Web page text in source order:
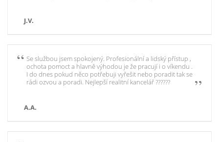
J.V.
Se službou jsem spokojený. Profesionální a lidský přístup ,
ochota pomoct a hlavně výhodou je že pracují i o víkendu .
I do dnes pokud něco potřebuji vyřešit nebo poradit tak se
rádi ozvou a poradi. Nejlepší realitní kancelář ??????
A.A.